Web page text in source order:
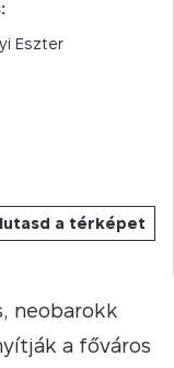
a térképet
Eszter
neobarokk
a főváros